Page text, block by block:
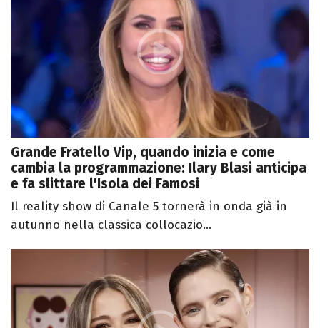
Grande Fratello Vip, quando inizia e come
cambia la programmazione: Ilary Blasi anticipa
e fa slittare l'Isola dei Famosi
Il reality show di Canale 5 tornerà in onda già in
autunno nella classica collocazio...